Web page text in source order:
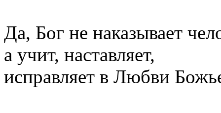
Да, Бог не наказывает
а учит, наставляет,
исправляет в Любви